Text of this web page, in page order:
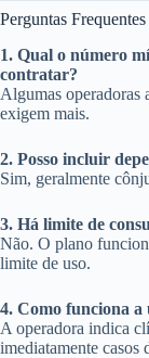
Perguntas
1. Qual o número
contratar?
Algumas operadoras
exigem mais.
2. Posso incluir
Sim, geralmente
3. Há limite de
Não. O plano
limite de uso.
4. Como funciona a
A operadora indica
imediatamente casos